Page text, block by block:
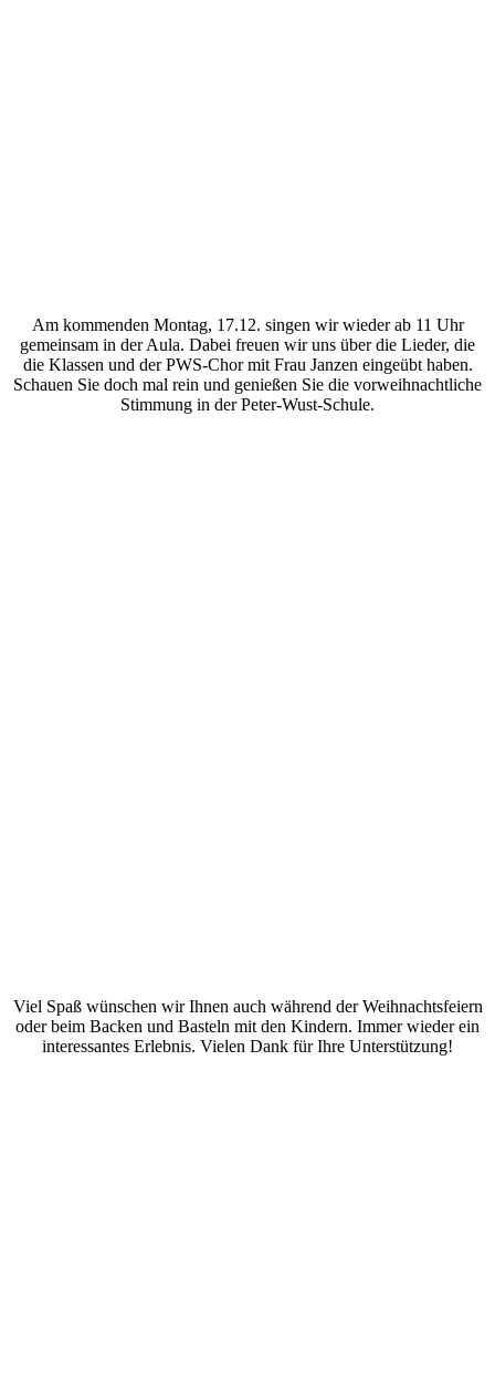
Am kommenden Montag, 17.12. singen wir wieder ab 11 Uhr
gemeinsam in der Aula. Dabei freuen wir uns über die Lieder, die
die Klassen und der PWS-Chor mit Frau Janzen eingeübt haben.
Schauen Sie doch mal rein und genießen Sie die vorweihnachtliche
Stimmung in der Peter-Wust-Schule.
Viel Spaß wünschen wir Ihnen auch während derWeihnachtsfeiern
oder beim Backen und Basteln mit den Kindern. Immer wieder ein
interessantes Erlebnis. Vielen Dank für Ihre Unterstützung!